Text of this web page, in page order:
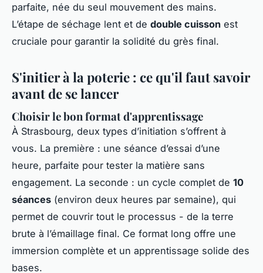
parfaite, née du seul mouvement des mains.
L’étape de séchage lent et de double cuisson est
cruciale pour garantir la solidité du grès final.
S'initier à la poterie : ce qu'il faut savoir
avant de se lancer
Choisir le bon format d'apprentissage
À Strasbourg, deux types d’initiation s’offrent à
vous. La première : une séance d’essai d’une
heure, parfaite pour tester la matière sans
engagement. La seconde : un cycle complet de 10
séances (environ deux heures par semaine), qui
permet de couvrir tout le processus - de la terre
brute à l’émaillage final. Ce format long offre une
immersion complète et un apprentissage solide des
bases.